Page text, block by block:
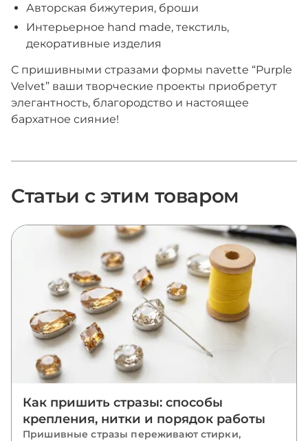
Авторская бижутерия, броши
Интерьерное hand made, текстиль,
декоративные изделия
С пришивными стразами формы navette “Purple
Velvet” ваши творческие проекты приобретут
элегантность, благородство и настоящее
бархатное сияние!
Статьи с этим товаром
Как пришить стразы: способы
крепления, нитки и порядок работы
Пришивные стразы переживают стирки,